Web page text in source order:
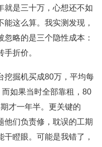
就是三十万，心想还不如
这么算。我实测发现，
略的是三个隐性成本：
折价。
挖掘机买成80万，平均每
如果当时全部靠租，80
才一年半。更关键的
他们负责修，耽误的工期
瞪眼。可能是我错了，